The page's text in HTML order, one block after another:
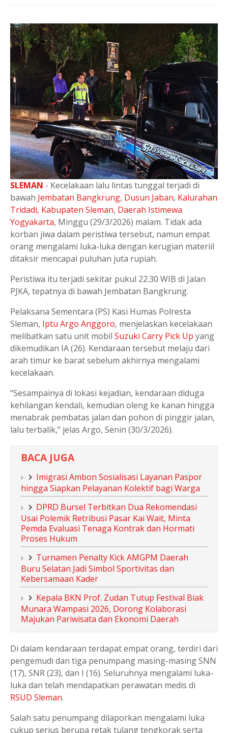
SLEMAN - Kecelakaan lalu lintas tunggal terjadi di
bawah Jembatan Bangkrung, Dusun Jaban, Kalurahan
Tridadi, Kabupaten Sleman, Daerah Istimewa
Yogyakarta, Minggu (29/3/2026) malam. Tidak ada
korban jiwa dalam peristiwa tersebut, namun empat
orang mengalami luka-luka dengan kerugian materiil
ditaksir mencapai puluhan juta rupiah.
Peristiwa itu terjadi sekitar pukul 22.30 WIB di Jalan
PJKA, tepatnya di bawah Jembatan Bangkrung.
Pelaksana Sementara (PS) Kasi Humas Polresta
Sleman, Iptu Argo Anggoro, menjelaskan kecelakaan
melibatkan satu unit mobil Suzuki Carry Pick Up yang
dikemudikan IA (26). Kendaraan tersebut melaju dari
arah timur ke barat sebelum akhirnya mengalami
kecelakaan.
“Sesampainya di lokasi kejadian, kendaraan diduga
kehilangan kendali, kemudian oleng ke kanan hingga
menabrak pembatas jalan dan pohon di pinggir jalan,
lalu terbalik,” jelas Argo, Senin (30/3/2026).
BACA JUGA
Imigrasi Ambon Sosialisasi Layanan Paspor
hingga Siapkan Pelayanan Kolektif bagi Warga
DPRD Bursel Terbitkan Dua Rekomendasi
Usai Polemik Retribusi Pasar Kai Wait, Minta
Pemda Evaluasi Tenaga Kontrak dan Hormati
Proses Hukum
Turnamen Penalty Kick AMGPM Daerah
Buru Selatan Jadi Simbol Sportivitas dan
Kebersamaan Kader
Kepala BKN Prof. Zudan Tutup Festival Biak
Munara Wampasi 2026, Dorong Kolaborasi
Majukan Pariwisata dan Ekonomi Daerah
Di dalam kendaraan terdapat empat orang, terdiri dari
pengemudi dan tiga penumpang masing-masing SNN
(17), SNR (23), dan I (16). Seluruhnya mengalami luka-
luka dan telah mendapatkan perawatan medis di
RSUD Sleman.
Salah satu penumpang dilaporkan mengalami luka
cukup serius berupa retak tulang tengkorak serta